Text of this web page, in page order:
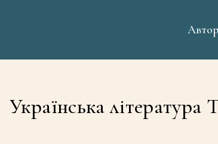
Українська література